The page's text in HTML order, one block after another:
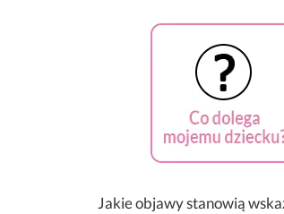
Jakie objawy stanowią